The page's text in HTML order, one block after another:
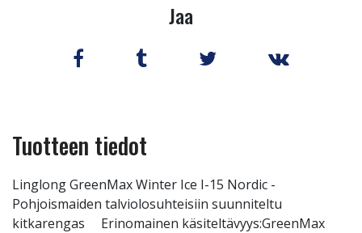
Jaa
Tuotteen tiedot
Linglong GreenMax Winter Ice I-15 Nordic -
Pohjoismaiden talviolosuhteisiin suunniteltu
kitkarengas Erinomainen käsiteltävyys:GreenMax